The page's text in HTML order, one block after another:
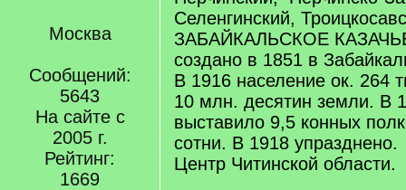
Москва
Сообщений:
5643
На сайте с
2005 г.
Рейтинг:
1669
Селенгинский,
ЗАБАЙКАЛЬСКОЕ
создано в 1851 в
В 1916 население ок. 264
10 млн. десятин земли. В
выставило 9,5 конных
сотни. В 1918 упразднено.
Центр Читинской области.